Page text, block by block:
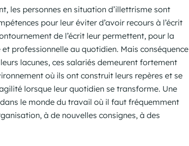
les personnes en situation d’illettrisme sont
pour leur éviter d’avoir recours à l’écrit
de l’écrit leur permettent, pour la
professionnelle au quotidien. Mais conséquence
lacunes, ces salariés demeurent fortement
où ils ont construit leurs repères et se
lorsque leur quotidien se transforme. Une
le monde du travail où il faut fréquemment
à de nouvelles consignes, à des